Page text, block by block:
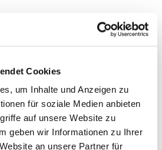
Cookies
um Inhalte und Anzeigen zu
für soziale Medien anbieten
auf unsere Website zu
geben wir Informationen zu Ihrer
an unsere Partner für